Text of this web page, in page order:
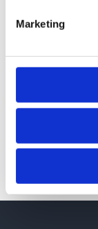
Marketing
votre